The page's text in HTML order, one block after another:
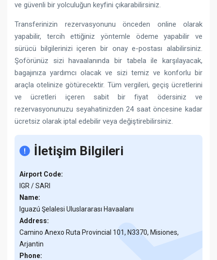
ve güvenli bir yolculuğun keyfini çıkarabilirsiniz.
Transferinizin rezervasyonunu önceden online olarak
yapabilir, tercih ettiğiniz yöntemle ödeme yapabilir ve
sürücü bilgilerinizi içeren bir onay e-postası alabilirsiniz.
Şoförünüz sizi havaalanında bir tabela ile karşılayacak,
bagajınıza yardımcı olacak ve sizi temiz ve konforlu bir
araçla otelinize götürecektir. Tüm vergileri, geçiş ücretlerini
ve ücretleri içeren sabit bir fiyat ödersiniz ve
rezervasyonunuzu seyahatinizden 24 saat öncesine kadar
ücretsiz olarak iptal edebilir veya değiştirebilirsiniz.
İletişim Bilgileri
Airport Code:
IGR / SARI
Name:
Iguazú Şelalesi Uluslararası Havaalanı
Address:
Camino Anexo Ruta Provincial 101, N3370, Misiones,
Arjantin
Phone: